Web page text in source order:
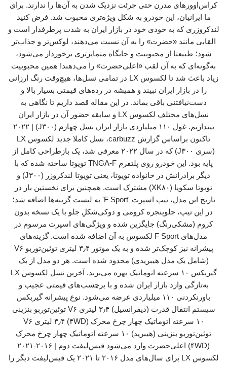
کراس‌اوورهای مدرن حتی جرئت نزدیک شدن به آن‌ها را ندارند. برای
ما ایرانیان، این خودرو به شکل ویژه‌تری محبوب شد. فرض کنید
لندکروزری که به خودی خود در بازار ایران به شدت پرطرفدار است و
القابی مانند «حضرت» را به آن نسبت می‌دهند، لوکس‌تر و جذاب‌تر
شود؛ طبیعتا از محبوبیت و جایگاه متمایزتری برخوردار می‌شود،
به‌گونه‌ای که به آن لقب «اعلی‌حضرت» را می‌دهند! همین محبوبیت
زیاد باعث شد تا لکسوس LX در تمامی نسل‌ها، هیچ‌وقت رنگ ارزانی
را در بازار ایران نبیند و همیشه در رده‌های قیمتی بسیار بالا و
دست‌نیافتنی باقی‌ بماند. در این مقاله قصد داریم تا نگاهی به
نسل‌های مختلف لکسوس LX و سابقه حضور آن در بازار ایران
بیندازیم. غول ۱۱۰ میلیاردی بازار ایران نسل چهارم (J۳۰۰) | ۲۰۲۲
تاکنون براساس گزارش carbuzz، نسل کاملا جدید لکسوس LX
(سری J۳۰۰) که در سال ۲۰۲۲ معرفی شد، یک بازطراحی کامل از
پایه بود. این خودرو روی پلتفرم TNGA-F تویوتا ساخته شده که با
دیگر برادرانش در خانواده تویوتا، یعنی تویوتا لندکروزر (J۳۰۰) و
تویوتا سکویا (XK۸۰) مشترک است. همچنین برای نخستین بار در
تاریخ این مدل، تیپ اسپرت 'F Sport' به لیست گزینه‌ها اضافه شد؛
در این تیپ، جلوپنجره کرومی و دوکی‌شکلِ جلو با یک نسخه بدون
کروم (مشکی‌رنگ) جایگزین شده و ویژگی‌های اسپرت مرسوم در
مدل‌های F Sport لکسوس به آن اضافه شده است. گزینه‌های
پیشرانه نیز کوچک‌تر شده و به یک موتور ۳٫۴ لیتری توئین‌توربو V۶
(شامل یک مدل هیبریدی) محدود شده است. هر دو مدل از یک
گیربکس ۱۰ سرعته اتوماتیک بهره می‌برند. آخرین نسل لکسوس LX
به‌تازگی وارد بازار ایران شده و با برچسب‌های قیمتی عجیب و
باورنکردنی ۱۱۰ میلیاردی عرضه می‌شود. نوع پیشرانه گیربکس
سیستم انتقال قدرت (دیفرانسیل) ۳٫۴ لیتری V۶ توئین‌توربو بنزینی
۱۰ سرعته اتوماتیک چهار چرخ محرک (۴WD) ۳٫۴ لیتری V۶
توئین‌توربو بنزینی (هیبرید) ۱۰ سرعته اتوماتیک چهار چرخ محرک
(۴WD) اعلی‌حضرت وارد می‌شود فیس‌لیفت دوم | ۲۰۱۶-۲۰۲۱
لکسوس LX برای سال‌های مدل ۲۰۱۶ تا ۲۰۲۱ یک فیس‌لیفت دیگر را